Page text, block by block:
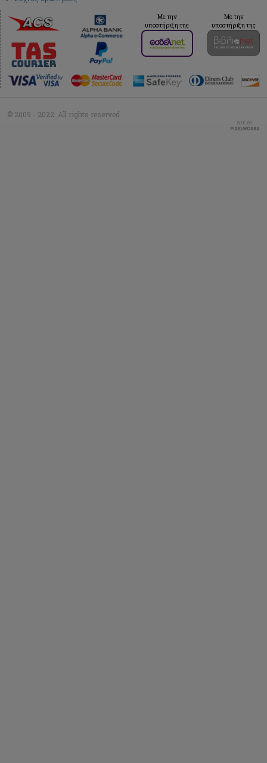
Με την
υποστήριξη της
Με την
υποστήριξη της
© 2009 - 2022. All rights reserved